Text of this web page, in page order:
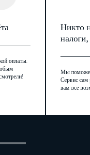
оплаты.
Никто
Мы
Сервис сам
вам все